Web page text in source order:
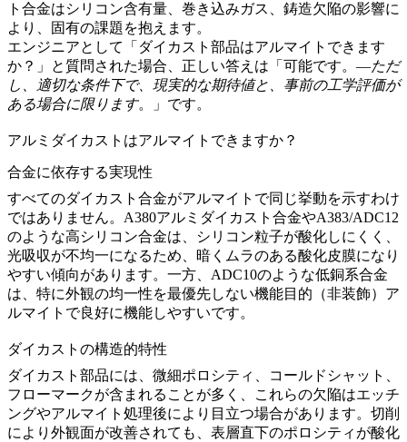
ト合金はシリコン含有量、巻き込みガス、鋳造欠陥の影響に
より、固有の課題を抱えます。
エンジニアとして「ダイカスト部品はアルマイトできます
か？」と質問された場合、正しい答えは「可能です。—ただ
し、適切な条件下で、現実的な期待値と、事前の工学評価が
ある場合に限ります。」です。
アルミダイカストはアルマイトできますか？
合金に依存する実現性
すべてのダイカスト合金がアルマイトで同じ挙動を示すわけ
ではありません。 A380アルミダイカスト合金やA383/ADC12
のような高シリコン合金は、シリコン粒子が酸化しにくく、
光吸収が不均一になるため、暗くムラのある酸化皮膜になり
やすい傾向があります。一方、 ADC10のような低銅系合金
は、特に外観の均一性を最優先しない機能目的（非装飾）ア
ルマイトで良好に機能しやすいです。
ダイカストの構造的特性
ダイカスト部品には、微細ポロシティ、コールドシャット、
フローマークが含まれることが多く、これらの欠陥はエッチ
ングやアルマイト処理後により目立つ場合があります。切削
により外観面が改善されても、表層直下のポロシティが酸化